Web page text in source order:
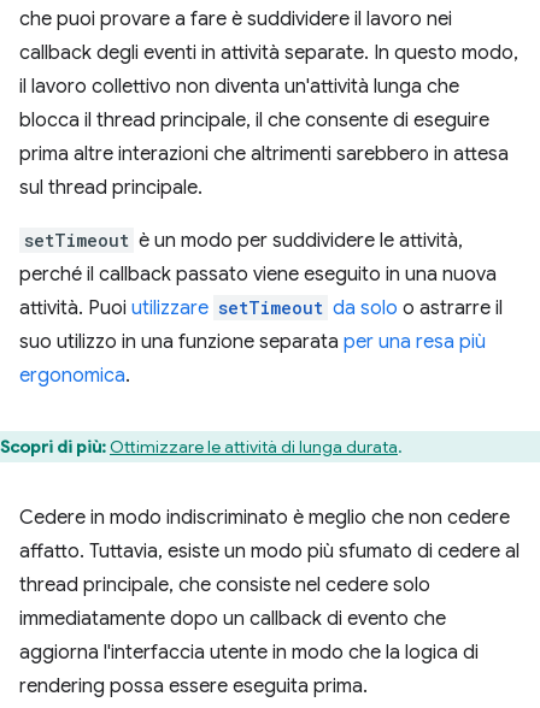
che puoi provare a fare è suddividere il lavoro nei
callback degli eventi in attività separate. In questo modo,
il lavoro collettivo non diventa un'attività lunga che
blocca il thread principale, il che consente di eseguire
prima altre interazioni che altrimenti sarebbero in attesa
sul thread principale.
setTimeout è un modo per suddividere le attività,
perché il callback passato viene eseguito in una nuova
attività. Puoi utilizzare setTimeout da solo o astrarre il
suo utilizzo in una funzione separata per una resa più
ergonomica.
Scopri di più:Ottimizzare le attività di lunga durata.
Cedere in modo indiscriminato è meglio che non cedere
affatto. Tuttavia, esiste un modo più sfumato di cedere al
thread principale, che consiste nel cedere solo
immediatamente dopo un callback di evento che
aggiorna l'interfaccia utente in modo che la logica di
rendering possa essere eseguita prima.